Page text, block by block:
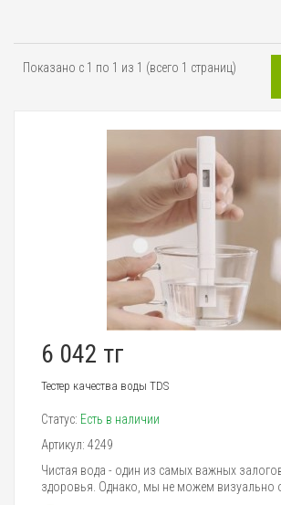
Показано с 1 по 1 из 1 (всего 1 страниц)
6 042 тг
Тестер качества воды TDS
Статус: Есть в наличии
Артикул: 4249
Чистая вода - один из самых важных
здоровья. Однако, мы не можем визуально